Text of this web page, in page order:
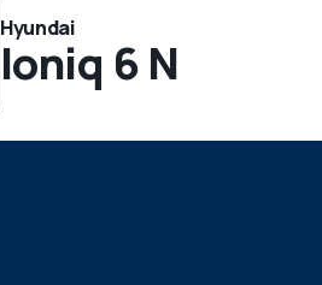
Hyundai
Ioniq 6 N